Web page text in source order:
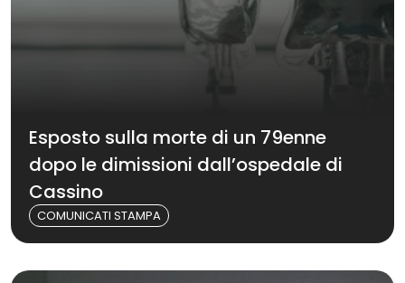
Esposto sulla morte di un 79enne
dopo le dimissioni dall’ospedale di
Cassino
COMUNICATI STAMPA